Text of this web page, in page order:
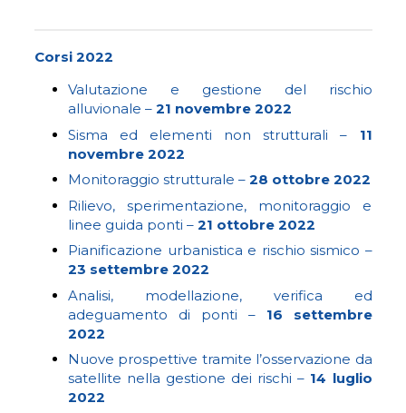
Corsi 2022
Valutazione e gestione del rischio
alluvionale – 21 novembre 2022
Sisma ed elementi non strutturali – 11
novembre 2022
Monitoraggio strutturale – 28 ottobre 2022
Rilievo, sperimentazione, monitoraggio e
linee guida ponti – 21 ottobre 2022
Pianificazione urbanistica e rischio sismico –
23 settembre 2022
Analisi, modellazione, verifica ed
adeguamento di ponti – 16 settembre
2022
Nuove prospettive tramite l’osservazione da
satellite nella gestione dei rischi – 14 luglio
2022